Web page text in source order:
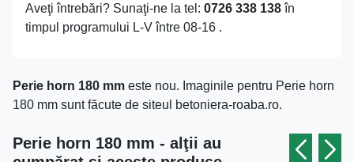
Aveţi întrebări? Sunaţi-ne la tel: 0726 338 138în
timpul programului L-V între 08-16 .
Perie horn 180 mm este nou. Imaginile pentru Perie horn
180 mm sunt făcute de siteul betoniera-roaba.ro.
Perie horn 180 mm - alţii au